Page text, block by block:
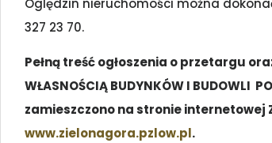
Oględzin nieruchomości można
327 23 70.
Pełną treść ogłoszenia o przetargu oraz
WŁASNOŚCIĄ BUDYNKÓW I BUDOWLI
zamieszczono na stronie internetowej
www.zielonagora.pzlow.pl.